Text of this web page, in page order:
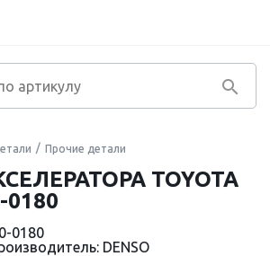
Прочие детали
TOYOTA
0180
0180
DENSO